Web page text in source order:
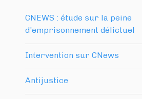
CNEWS : étude sur la peine
d'emprisonnement délictuel
Intervention sur CNews
Antijustice